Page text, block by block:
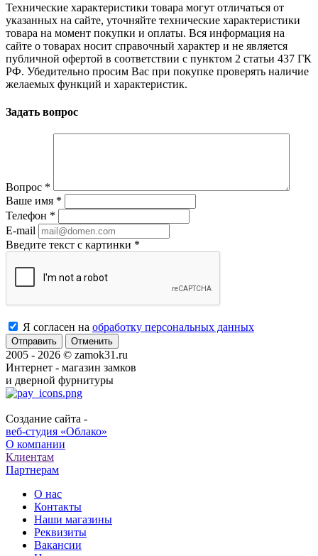
Технические характеристики товара могут отличаться от
указанных на сайте, уточняйте технические характеристики
товара на момент покупки и оплаты. Вся информация на
сайте о товарах носит справочный характер и не является
публичной офертой в соответствии с пунктом 2 статьи 437 ГК
РФ. Убедительно просим Вас при покупке проверять наличие
желаемых функций и характеристик.
Задать вопрос
Вопрос *
Ваше имя *
Телефон *
E-mail
Введите текст с картинки *
Я согласен на обработку персональных данных
Отменить
2005 - 2026 © zamok31.ru
Интернет - магазин замков
и дверной фурнитуры
Создание сайта -
веб-студия «Облако»
О компании
Клиентам
Партнерам
О нас
Контакты
Наши магазины
Реквизиты
Вакансии